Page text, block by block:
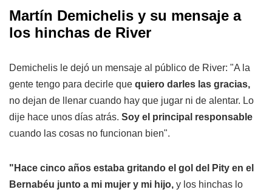
Martín Demichelis y su mensaje a
los hinchas de River
Demichelis le dejó un mensaje al público de River: "A la
gente tengo para decirle que quiero darles las gracias,
no dejan de llenar cuando hay que jugar ni de alentar. Lo
dije hace unos días atrás. Soy el principal responsable
cuando las cosas no funcionan bien".
"Hace cinco años estaba gritando el gol del Pity en el
Bernabéu junto a mi mujer y mi hijo, y los hinchas lo